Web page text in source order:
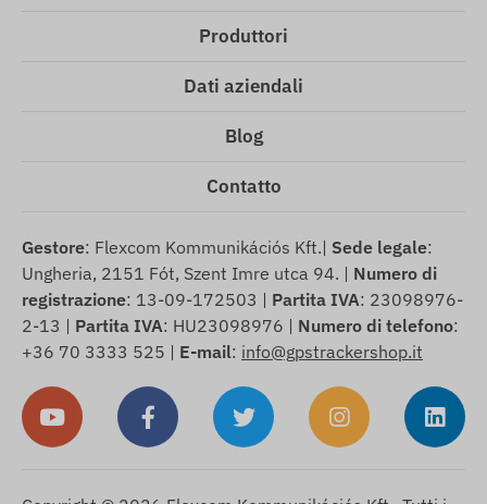
Produttori
Dati aziendali
Blog
Contatto
Gestore: Flexcom Kommunikációs Kft.| Sede legale:
Ungheria, 2151 Fót, Szent Imre utca 94. | Numero di
registrazione: 13-09-172503 | Partita IVA: 23098976-
2-13 | Partita IVA: HU23098976 | Numero di telefono:
+36 70 3333 525 | E-mail: info@gpstrackershop.it